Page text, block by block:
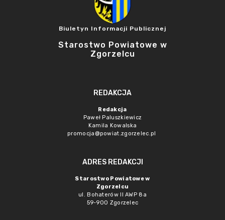
Biuletyn Informacji Publicznej
Starostwo Powiatowe w
Zgorzelcu
REDAKCJA
Redakcja
Paweł Paluszkiewicz
Kamila Kowalska
promocja@powiat.zgorzelec.pl
ADRES REDAKCJI
Starostwo Powiatowe w
Zgorzelcu
ul. Bohaterów II AWP 8a
59-900 Zgorzelec